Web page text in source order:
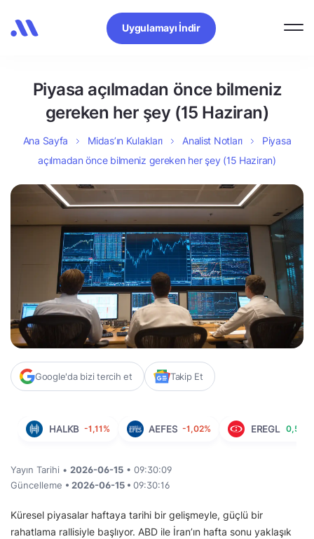
Uygulamayı İndir
Piyasa açılmadan önce bilmeniz
gereken her şey (15 Haziran)
Ana Sayfa Midas’ın Kulakları Analist Notları
Piyasa
açılmadan önce bilmeniz gereken her şey (15 Haziran)
Google'da bizi tercih et Takip Et
HALKB -1,11% AEFES -1,02% EREGL 0,57%
Yayın Tarihi • 2026-06-15 • 09:30:09
Güncelleme • 2026-06-15 • 09:30:16
Küresel piyasalar haftaya tarihi bir gelişmeyle, güçlü bir
rahatlama rallisiyle başlıyor. ABD ile İran’ın hafta sonu yaklaşık